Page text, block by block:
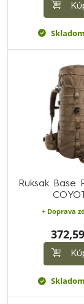
Ruksak Base
+ Doprava